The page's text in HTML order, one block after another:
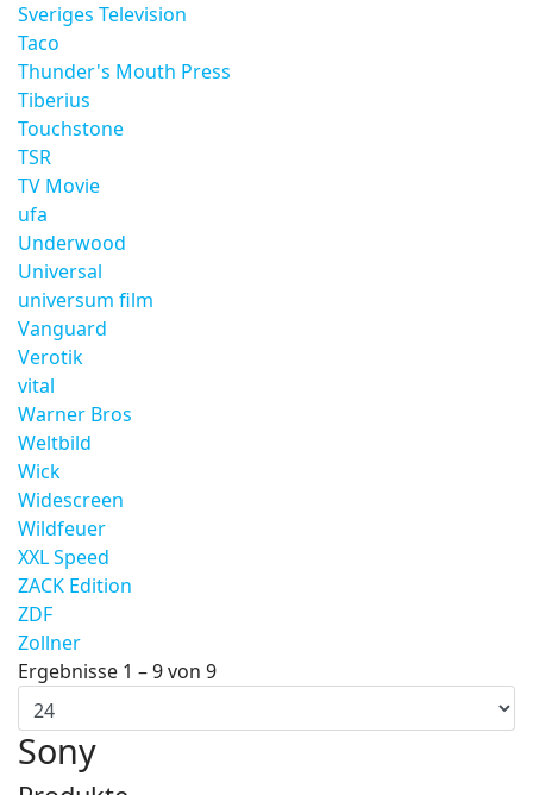
Sveriges Television
Taco
Thunder's Mouth Press
Tiberius
Touchstone
TSR
TV Movie
ufa
Underwood
Universal
universum film
Vanguard
Verotik
vital
Warner Bros
Weltbild
Wick
Widescreen
Wildfeuer
XXL Speed
ZACK Edition
ZDF
Zollner
Ergebnisse 1 – 9 von 9
Sony